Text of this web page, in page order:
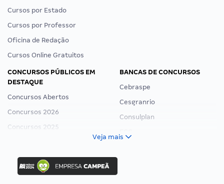
Cursos por Estado
Cursos por Professor
Oficina de Redação
Cursos Online Gratuitos
CONCURSOS PÚBLICOS EM
DESTAQUE
Concursos Abertos
Concursos 2026
Concursos 2025
Concurso Ibama
Concurso MPU
BANCAS DE CONCURSOS
Cebraspe
Cesgranrio
Consulplan
Veja mais